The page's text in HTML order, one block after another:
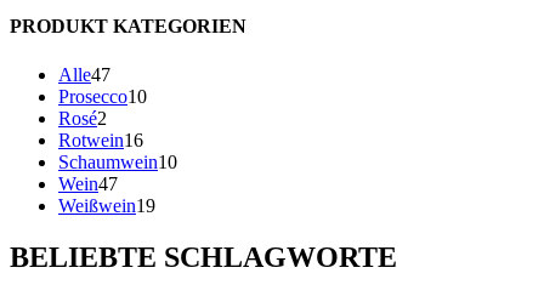
PRODUKT KATEGORIEN
Alle4747
Produkte
Prosecco1010
Rosé2
Produkte
Rotwein1616
Produkte
Schaumwein1010
Wein4747
Produkte
Weißwein1919
BELIEBTE SCHLAGWORTE